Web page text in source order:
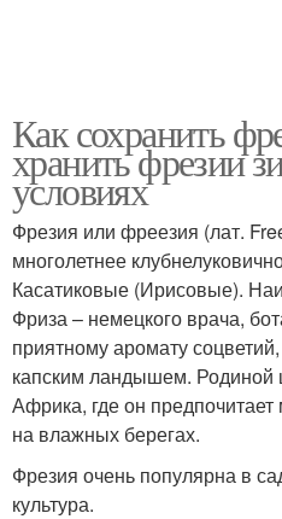
Как сохранить
хранить фрезии
условиях
Фрезия или фреезия (лат.
многолетнее
Касатиковые (Ирисовые).
Фриза – немецкого врача,
приятному аромату
капским ландышем. Родиной
Африка, где он предпочитает
на влажных берегах.
Фрезия очень популярна в
культура.